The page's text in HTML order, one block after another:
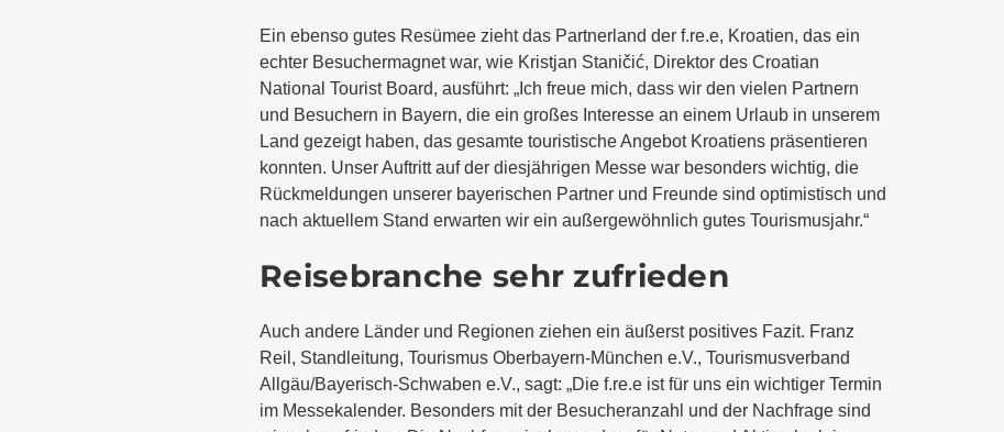
Ein ebenso gutes Resümee zieht das Partnerland der f.re.e, Kroatien, das ein
echter Besuchermagnet war, wie Kristjan Staničić, Direktor des Croatian
National Tourist Board, ausführt: „Ich freue mich, dass wir den vielen Partnern
und Besuchern in Bayern, die ein großes Interesse an einem Urlaub in unserem
Land gezeigt haben, das gesamte touristische Angebot Kroatiens präsentieren
konnten. Unser Auftritt auf der diesjährigen Messe war besonders wichtig, die
Rückmeldungen unserer bayerischen Partner und Freunde sind optimistisch und
nach aktuellem Stand erwarten wir ein außergewöhnlich gutes Tourismusjahr.“
Reisebranche sehr zufrieden
Auch andere Länder und Regionen ziehen ein äußerst positives Fazit. Franz
Reil, Standleitung, Tourismus Oberbayern-München e.V., Tourismusverband
Allgäu/Bayerisch-Schwaben e.V., sagt: „Die f.re.e ist für uns ein wichtiger Termin
im Messekalender. Besonders mit der Besucheranzahl und der Nachfrage sind